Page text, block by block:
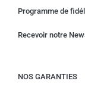
Programme de
Recevoir notre
NOS GARANTIES